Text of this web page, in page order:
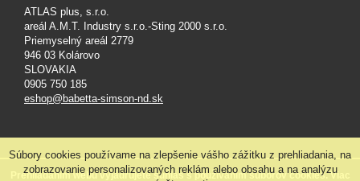
ATLAS plus, s.r.o.
areál A.M.T. Industry s.r.o.-Sting 2000 s.r.o.
Priemyselný areál 2779
946 03 Kolárovo
SLOVAKIA
0905 750 185
eshop@babetta-simson-nd.sk
Prehliadaním webu vyjadrujete súhlas s používaním súborov cookies. Viac
Súbory cookies používame na zlepšenie vášho zážitku z prehliadania, na
zobrazovanie personalizovaných reklám alebo obsahu a na analýzu